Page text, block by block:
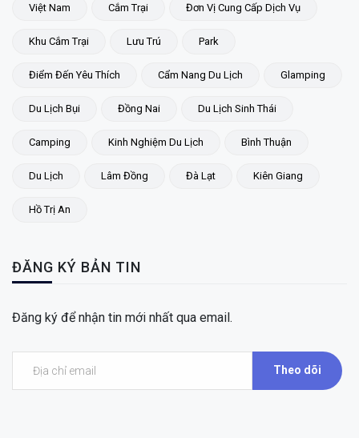
Việt Nam Cắm Trại Đơn Vị Cung Cấp Dịch Vụ
Khu Cắm Trại Lưu Trú Park
Điểm Đến Yêu Thích Cẩm Nang Du Lịch Glamping
Du Lịch Bụi Đồng Nai Du Lịch Sinh Thái
Camping Kinh Nghiệm Du Lịch Bình Thuận
Du Lịch Lâm Đồng Đà Lạt Kiên Giang
Hồ Trị An
ĐĂNG KÝ BẢN TIN
Đăng ký để nhận tin mới nhất qua email.
Theo dõi